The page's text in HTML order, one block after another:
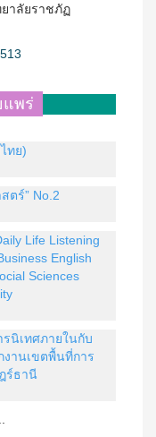
าลัยราชภัฏ
แพร่
ทย)
ตร์” No.2
Life Listening
English
Sciences
นิเทศภายในกับ
งานเขตพื้นที่การ
ร์ธานี